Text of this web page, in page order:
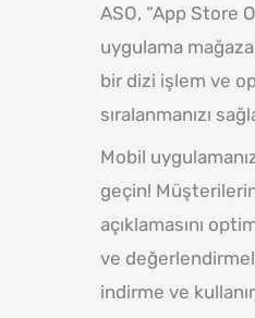
ASO, “App Store
uygulama
bir dizi işlem ve
sıralanmanızı
Mobil
geçin!
açıklamasını
ve
indirme ve